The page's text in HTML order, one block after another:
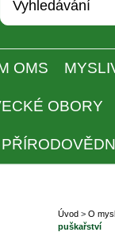
OMS
OBORY
Úvod > O
puškařství